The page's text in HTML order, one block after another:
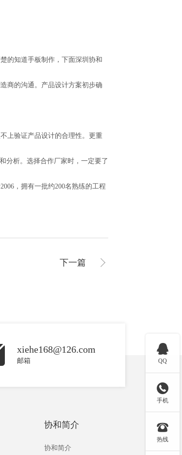
的知道手板制作，下面深圳协和
商的沟通。产品设计方案初步确
上验证产品设计的合理性。更重
分析。选择合作厂家时，一定要了
，拥有一批约200名熟练的工程
下一篇
xiehe168@126.com
邮箱
协和简介
协和简介

QQ

手机

热线